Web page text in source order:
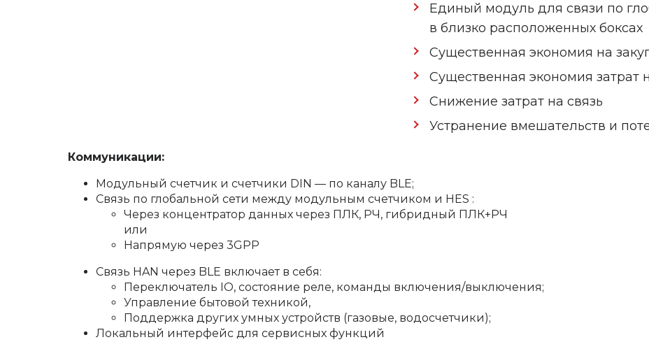
Единый модуль для связи по
в близко расположенных боксах
Существенная экономия на
Существенная экономия затрат
Снижение затрат на связь
Устранение вмешательств и
Коммуникации:
Модульный счетчик и счетчики DIN — по каналу BLE;
Связь по глобальной сети между модульным счетчиком и HES :
Через концентратор данных через ПЛК, РЧ, гибридный ПЛК+РЧ
или
Напрямую через 3GPP
Связь HAN через BLE включает в себя:
Переключатель IO, состояние реле, команды включения/выключения;
Управление бытовой техникой,
Поддержка других умных устройств (газовые, водосчетчики);
Локальный интерфейс для сервисных функций